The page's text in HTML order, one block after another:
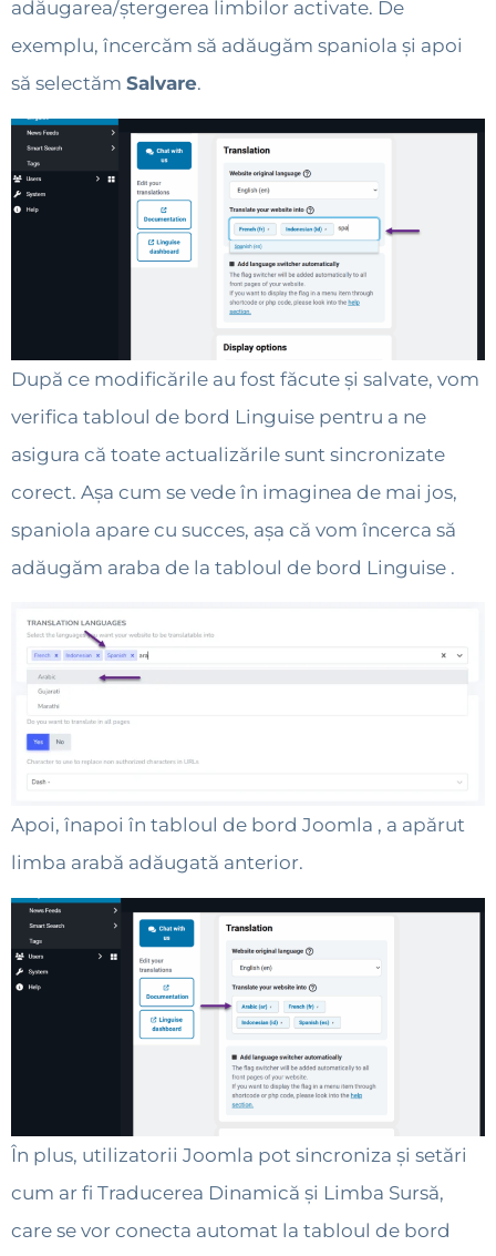
adăugarea/ștergerea limbilor activate. De
exemplu, încercăm să adăugăm spaniola și apoi
să selectăm Salvare.
După ce modificările au fost făcute și salvate, vom
verifica tabloul de bord Linguise pentru a ne
asigura că toate actualizările sunt sincronizate
corect. Așa cum se vede în imaginea de mai jos,
spaniola apare cu succes, așa că vom încerca să
adăugăm araba de la tabloul de bord Linguise .
Apoi, înapoi în tabloul de bord Joomla , a apărut
limba arabă adăugată anterior.
În plus, utilizatorii Joomla pot sincroniza și setări
cum ar fi Traducerea Dinamică și Limba Sursă,
care se vor conecta automat la tabloul de bord